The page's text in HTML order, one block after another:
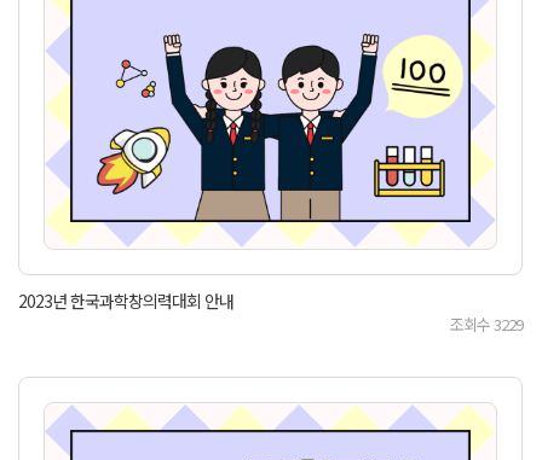
2023년 한국과학창의력대회 안내
조회수3229